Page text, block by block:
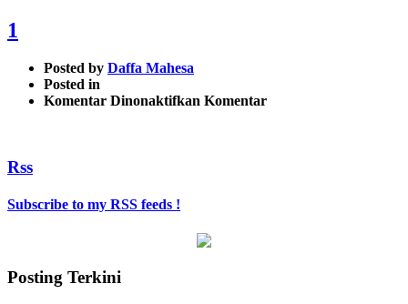
1
Posted by Daffa Mahesa
Posted in
Komentar Dinonaktifkan pada
Komentar
Rss
Subscribe to my RSS feeds !
Posting Terkini